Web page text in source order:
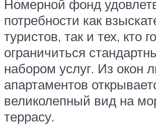
Номерной фонд
потребности как
туристов, так и тех, кто
ограничиться
набором услуг. Из окон
апартаментов
великолепный вид на
террасу.